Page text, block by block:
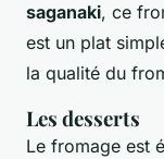
saganaki, ce
est un plat
la qualité du
Les desserts
Le fromage est